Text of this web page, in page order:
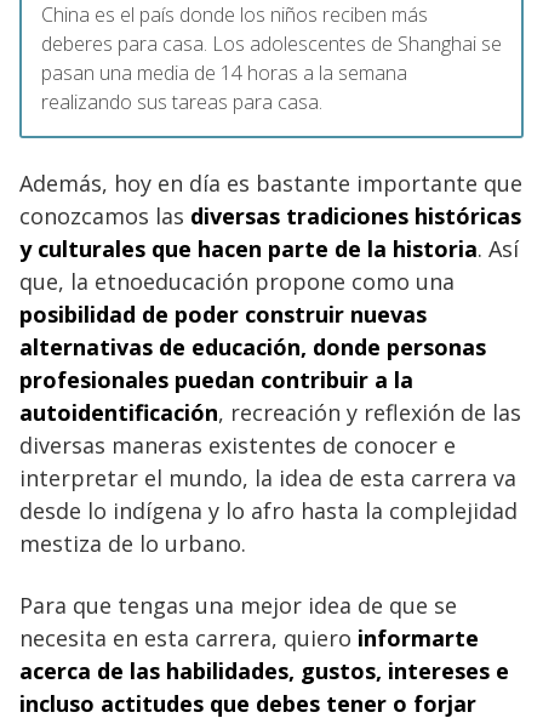
China es el país donde los niños reciben más
deberes para casa. Los adolescentes de Shanghai se
pasan una media de 14 horas a la semana
realizando sus tareas para casa.
Además, hoy en día es bastante importante que
conozcamos las diversas tradiciones históricas
y culturales que hacen parte de la historia. Así
que, la etnoeducación propone como una
posibilidad de poder construir nuevas
alternativas de educación, donde personas
profesionales puedan contribuir a la
autoidentificación, recreación y reflexión de las
diversas maneras existentes de conocer e
interpretar el mundo, la idea de esta carrera va
desde lo indígena y lo afro hasta la complejidad
mestiza de lo urbano.
Para que tengas una mejor idea de que se
necesita en esta carrera, quiero informarte
acerca de las habilidades, gustos, intereses e
incluso actitudes que debes tener o forjar